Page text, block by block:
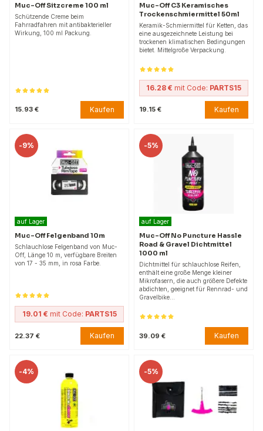
Muc-Off Sitzcreme 100 ml
Schützende Creme beim
Fahrradfahren mit antibakterieller
Wirkung, 100 ml Packung.
15.93 € Kaufen
Muc-Off C3 Keramisches
Trockenschmiermittel 50ml
Keramik-Schmiermittel für Ketten, das
eine ausgezeichnete Leistung bei
trockenen klimatischen Bedingungen
bietet. Mittelgroße Verpackung.
16.28 € mit Code: PARTS15
19.15 € Kaufen
-9%
auf Lager
Muc-Off Felgenband 10m
Schlauchlose Felgenband von Muc-
Off, Länge 10 m, verfügbare Breiten
von 17 - 35 mm, in rosa Farbe.
19.01 € mit Code: PARTS15
22.37 € Kaufen
-5%
auf Lager
Muc-Off No Puncture Hassle
Road & Gravel Dichtmittel
1000 ml
Dichtmittel für schlauchlose Reifen,
enthält eine große Menge kleiner
Mikrofasern, die auch größere Defekte
abdichten, geeignet für Rennrad- und
Gravelbike…
39.09 € Kaufen
-4% -5%